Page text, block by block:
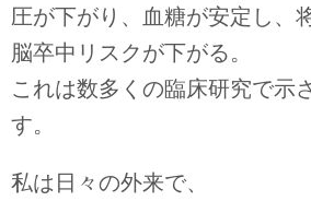
圧が下がり、血糖が安定し、
脳卒中リスクが下がる。
これは数多くの臨床研究で示
す。
私は日々の外来で、